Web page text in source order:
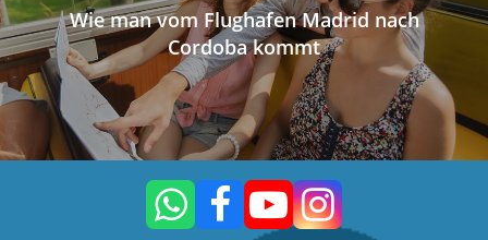
Wie man vom Flughafen Madrid nach
Cordoba kommt